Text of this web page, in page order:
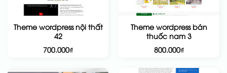
Theme wordpress nội thất
42
700.000₫
Theme wordpress bán
thuốc nam 3
800.000₫